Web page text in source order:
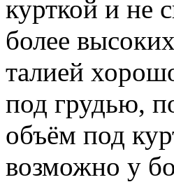
курткой и не
более
талией
под грудью,
объём под
возможно у